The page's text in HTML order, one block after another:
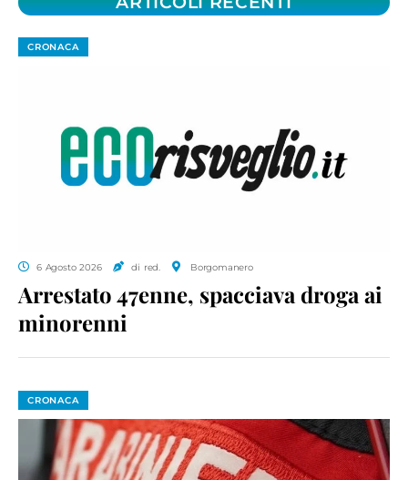
CRONACA
6 Agosto 2026 di red. Borgomanero
Arrestato 47enne, spacciava droga ai
minorenni
CRONACA